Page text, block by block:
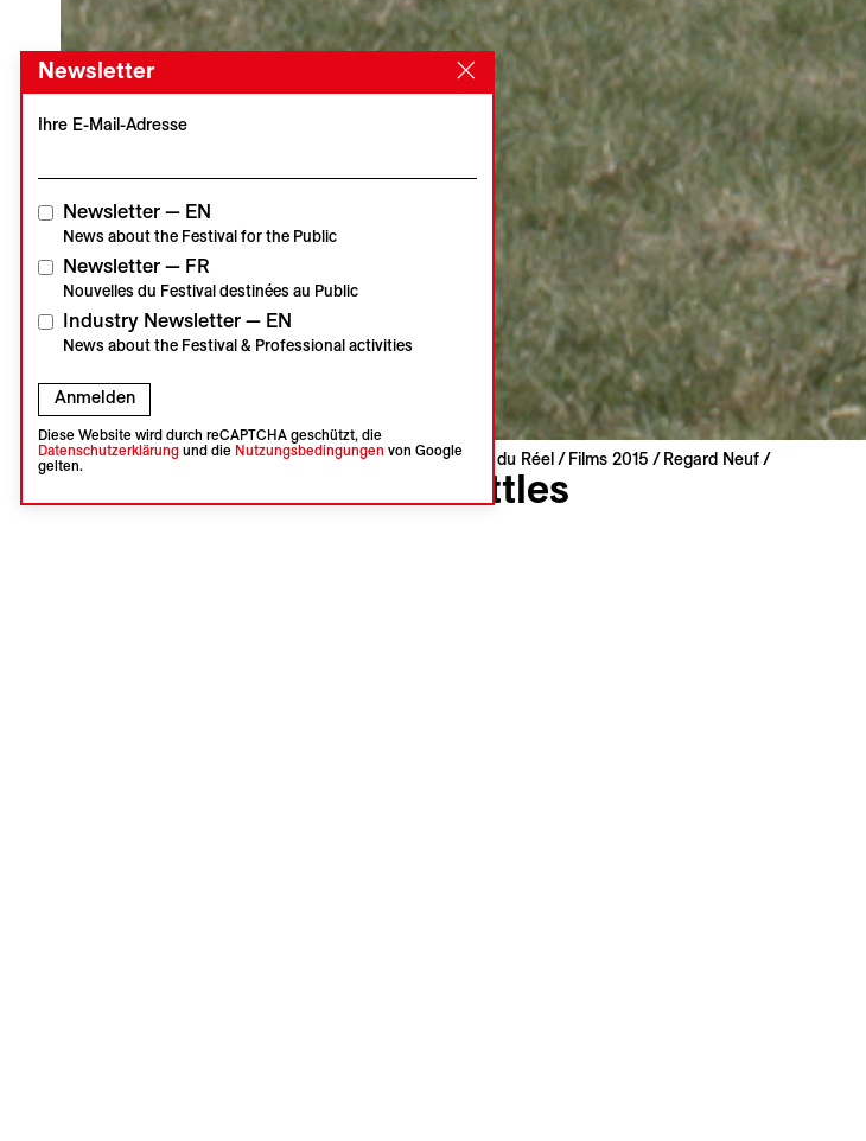
Visions du Réel Films 2015 Regard Neuf
Battles
Newsletter
Ihre E-Mail-Adresse
Newsletter — EN
News about the Festival for the Public
Newsletter — FR
Nouvelles du Festival destinées au Public
Industry Newsletter — EN
News about the Festival & Professional activities
Anmelden
Diese Website wird durch reCAPTCHA geschützt, die
Datenschutzerklärungund die Nutzungsbedingungen von Google
gelten.